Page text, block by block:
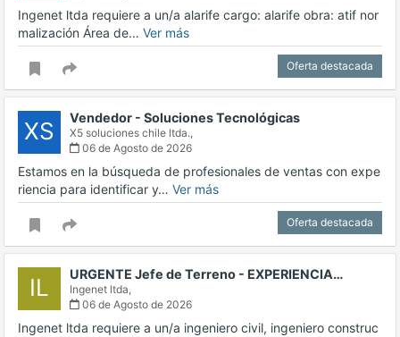
Ingenet ltda requiere a un/a alarife cargo: alarife obra: atif nor
malización Área de… Ver más
Oferta destacada
XS Vendedor - Soluciones Tecnológicas
X5 soluciones chile ltda.,
06 de Agosto de 2026
Estamos en la búsqueda de profesionales de ventas con expe
riencia para identificar y… Ver más
Oferta destacada
IL URGENTE Jefe de Terreno - EXPERIENCIA…
Ingenet ltda,
06 de Agosto de 2026
Ingenet ltda requiere a un/a ingeniero civil, ingeniero construc